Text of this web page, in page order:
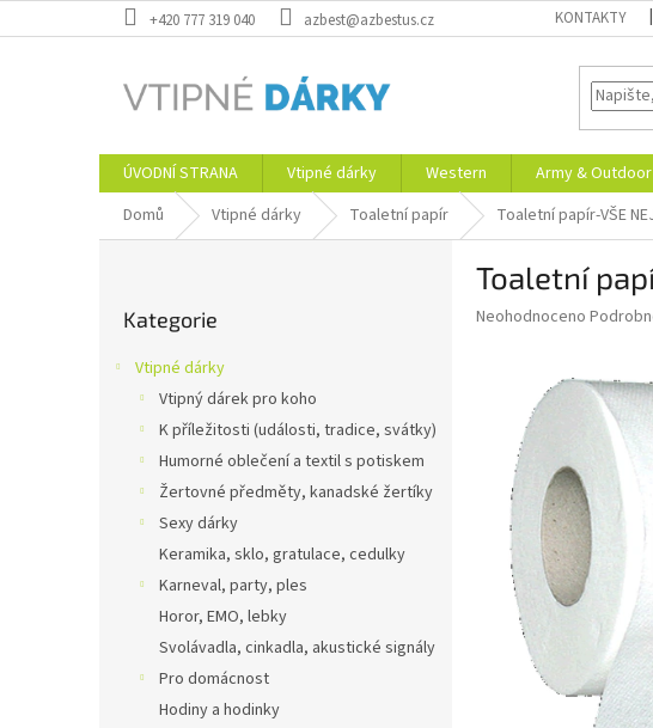
na
+420 777 319 040 azbest@azbestus.cz KONTAKTY
ÚVODNÍ STRANA Vtipné dárky Western Army & Outdoor
Domů
Vtipné dárky Toaletní papír Toaletní papír-VŠE
kategorie
Kategorie
Vtipné dárky
Vtipný dárek pro koho
K příležitosti (události, tradice, svátky)
Humorné oblečení a textil s potiskem
Žertovné předměty, kanadské žertíky
Sexy dárky
Keramika, sklo, gratulace, cedulky
Karneval, party, ples
Horor, EMO, lebky
Svolávadla, cinkadla, akustické signály
Pro domácnost
Hodiny a hodinky
Toaletní
Průměrné
hvězdiček.
Neohodnoceno